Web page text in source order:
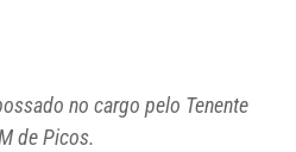
no cargo pelo Tenente
de Picos.